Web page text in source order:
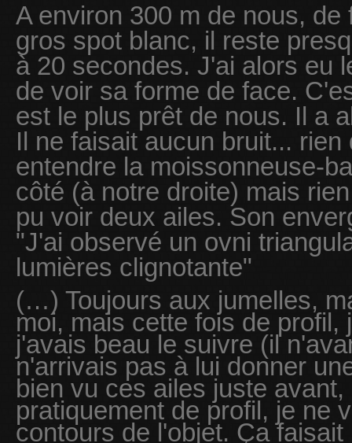
A environ 300 m de nous,
gros spot blanc, il reste
à 20 secondes. J'ai alors eu
de voir sa forme de face.
est le plus prêt de nous. Il a
Il ne faisait aucun bruit...
entendre la moissonneuse-
côté (à notre droite) mais
pu voir deux ailes. Son
"J'ai observé un ovni
lumières clignotante"
(…) Toujours aux jumelles,
moi, mais cette fois de
j'avais beau le suivre (il
n'arrivais pas à lui donner
bien vu ces ailes juste
pratiquement de profil, je ne
contours de l'objet. Ça